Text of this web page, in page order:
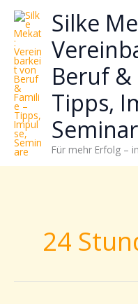
Zum
Inhalt
springen
Silke
Beruf &
Tipps,
Für mehr Erfolg –
24
wie
sich
Stress
reduzieren
Energie
gezielter
einsetzen
lässt?
Einfach